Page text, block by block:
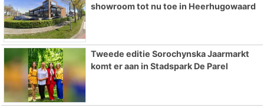
showroom tot nu toe in Heerhugowaard
Tweede editie Sorochynska Jaarmarkt
komt er aan in Stadspark De Parel